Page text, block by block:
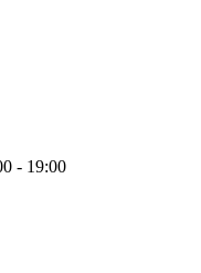
- 19:00